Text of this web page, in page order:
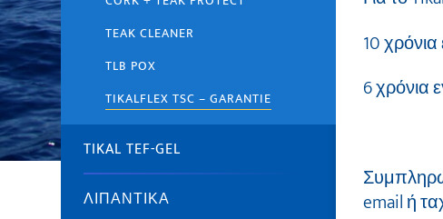
TEAK CLEANER
TLB POX
TIKALFLEX TSC – GARANTIE
TIKAL TEF-GEL
ΛΙΠΑΝΤΙΚΆ
10
6 χρόνια
email ή